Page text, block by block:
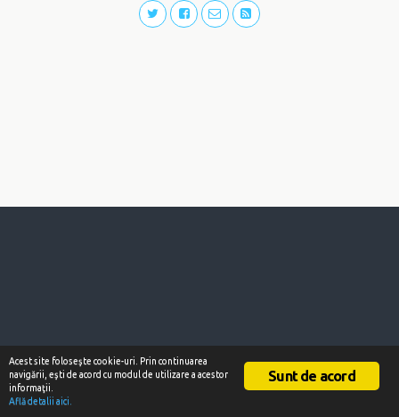
Sunt de acord
Acest site foloseşte cookie-uri. Prin continuarea
navigării, eşti de acord cu modul de utilizare a acestor
informaţii.
Află detalii aici.